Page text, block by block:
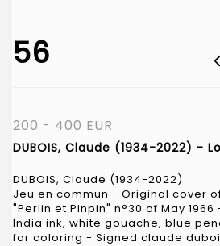
56
200 - 400 EUR
DUBOIS, Claude (1934-2022) -
DUBOIS, Claude (1934-2022)
Jeu en commun - Original cover
"Perlin et Pinpin" n°30 of May 1966
India ink, white gouache, blue
for coloring - Signed claude